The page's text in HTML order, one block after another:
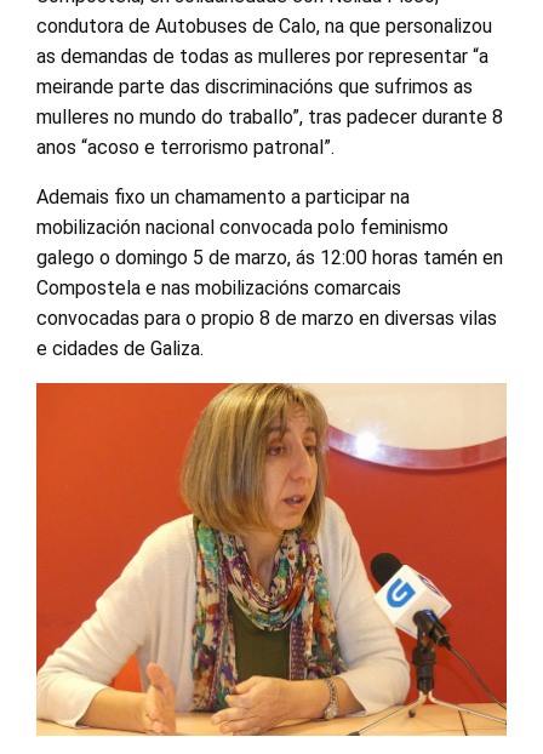
condutora de Autobuses de Calo, na que personalizou
as demandas de todas as mulleres por representar “a
meirande parte das discriminacións que sufrimos as
mulleres no mundo do traballo”, tras padecer durante 8
anos “acoso e terrorismo patronal”.
Ademais fixo un chamamento a participar na
mobilización nacional convocada polo feminismo
galego o domingo 5 de marzo, ás 12:00 horas tamén en
Compostela e nas mobilizacións comarcais
convocadas para o propio 8 de marzo en diversas vilas
e cidades de Galiza.